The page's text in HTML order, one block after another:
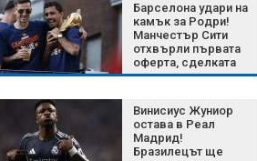
Барселона удари на
камък за Родри!
Манчестър Сити
отхвърли първата
оферта, сделката
влиза в решителна
Винисиус Жуниор
остава в Реал
Мадрид!
Бразилецът ще
По-добър живот за 3
зодии по време на
директното движение
на Венера на 8 август
Кои 6 семена са най-
добрият съюзник на
сърцето?